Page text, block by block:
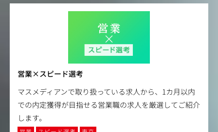
営業×スピード選考
マスメディアンで取り扱っている求人から、1カ月以内
での内定獲得が目指せる営業職の求人を厳選してご紹介
します。